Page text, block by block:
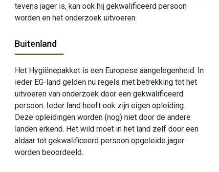
tevens jager is, kan ook hij gekwalificeerd persoon
worden en het onderzoek uitvoeren.
Buitenland
Het Hygiënepakket is een Europese aangelegenheid. In
ieder EG-land gelden nu regels met betrekking tot het
uitvoeren van onderzoek door een gekwalificeerd
persoon. Ieder land heeft ook zijn eigen opleiding.
Deze opleidingen worden (nog) niet door de andere
landen erkend. Het wild moet in het land zelf door een
aldaar tot gekwalificeerd persoon opgeleide jager
worden beoordeeld.